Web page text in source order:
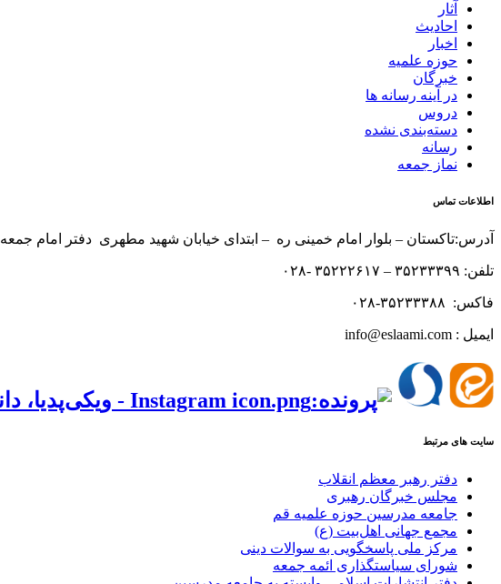
آثار
احادیث
اخبار
حوزه علمیه
خبرگان
در آینه رسانه ها
دروس
دسته‌بندی نشده
رسانه
نماز جمعه
اطلاعات تماس
آدرس:تاکستان – بلوار امام خمینی ره – ابتدای خیابان شهید مطهری دفتر امام جمعه
تلفن: ۳۵۲۳۳۳۹۹ – ۳۵۲۲۲۶۱۷ -۰۲۸
فاکس: ۳۵۲۳۳۳۸۸-۰۲۸
ایمیل : info@eslaami.com
سایت های مرتبط
دفتر رهبر معظم انقلاب
مجلس خبرگان رهبری
جامعه مدرسین حوزه علمیه قم
مجمع جهانی اهل‌بیت (ع)
مرکز ملی پاسخگویی به سوالات دینی
شورای سیاستگذاری ائمه جمعه